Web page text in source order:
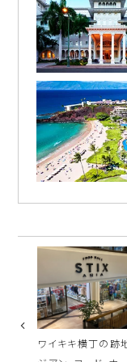
ワイキキ横丁の跡